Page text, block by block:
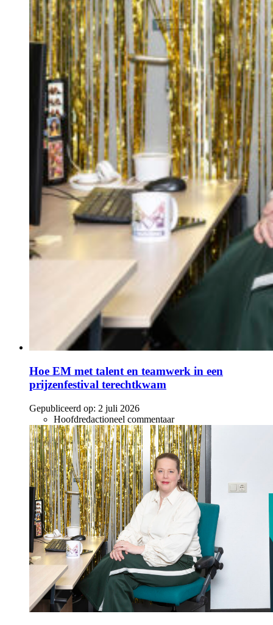
Hoe EM met talent en teamwerk in een
prijzenfestival terechtkwam
Gepubliceerd op: 2 juli 2026
Hoofdredactioneel commentaar